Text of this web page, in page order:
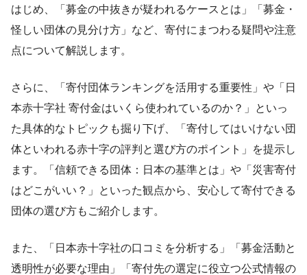
はじめ、「募金の中抜きが疑われるケースとは」「募金・
怪しい団体の見分け方」など、寄付にまつわる疑問や注意
点について解説します。
さらに、「寄付団体ランキングを活用する重要性」や「日
本赤十字社 寄付金はいくら使われているのか？」といっ
た具体的なトピックも掘り下げ、「寄付してはいけない団
体といわれる赤十字の評判と選び方のポイント」を提示し
ます。「信頼できる団体：日本の基準とは」や「災害寄付
はどこがいい？」といった観点から、安心して寄付できる
団体の選び方もご紹介します。
また、「日本赤十字社の口コミを分析する」「募金活動と
透明性が必要な理由」「寄付先の選定に役立つ公式情報の